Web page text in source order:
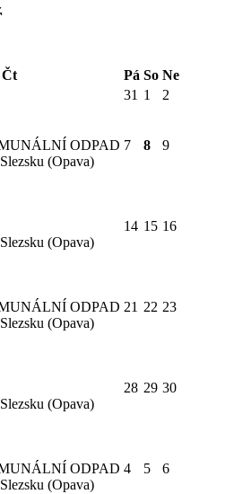
Čt Pá So Ne
31 1 2
ODPAD
(Opava)
7 8 9
(Opava)
14 15 16
ODPAD
(Opava)
21 22 23
(Opava)
28 29 30
ODPAD
(Opava)
4 5 6